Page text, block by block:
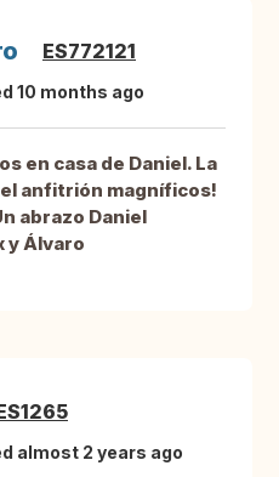
ES772121
10 months ago
en casa de Daniel. La
anfitrión magníficos!
abrazo Daniel
y Álvaro
almost 2 years ago